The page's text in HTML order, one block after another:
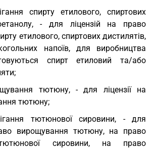
спирту етилового, спиртових
- для ліцензій на право
етилового, спиртових дистилятів,
напоїв, для виробництва
спирт етиловий та/або
тютюну, - для ліцензії на
тютюну;
тютюнової сировини, - для
вирощування тютюну, на право
тютюнової сировини, на право